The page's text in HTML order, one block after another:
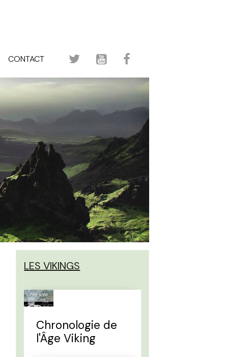
CONTACT
LES VIKINGS
Chronologie de
l'Âge Viking